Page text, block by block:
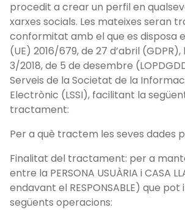
procedit a crear un perfil en
xarxes socials. Les mateixes seran
conformitat amb el que es disposa
(UE) 2016/679, de 27 d’abril
3/2018, de 5 de desembre
Serveis de la Societat de la
Electrònic (LSSI), facilitant la
tractament:
Per a què tractem les seves dades
Finalitat del tractament: per a
entre la PERSONA USUÀRIA i CASA
endavant el RESPONSABLE) que
següents operacions: